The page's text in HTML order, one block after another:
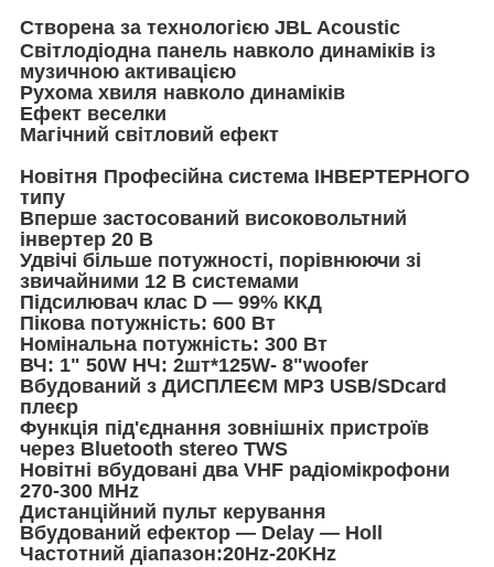
Створена за технологією JBL Acoustic
Світлодіодна панель навколо динаміків із
музичною активацією
Рухома хвиля навколо динаміків
Ефект веселки
Магічний світловий ефект
Новітня Професійна система ІНВЕРТЕРНОГО
типу
Вперше застосований високовольтний
інвертер 20 В
Удвічі більше потужності, порівнюючи зі
звичайними 12 В системами
Підсилювач клас D — 99% ККД
Пікова потужність: 600 Вт
Номінальна потужність: 300 Вт
ВЧ: 1" 50W НЧ: 2шт*125W- 8"woofer
Вбудований з ДИСПЛЕЄМ MP3 USB/SDcard
плеєр
Функція під'єднання зовнішніх пристроїв
через Bluetooth stereo TWS
Новітні вбудовані два VHF радіомікрофони
270-300 МНz
Дистанційний пульт керування
Вбудований ефектор — Delay — Holl
Частотний діапазон:20Hz-20KHz